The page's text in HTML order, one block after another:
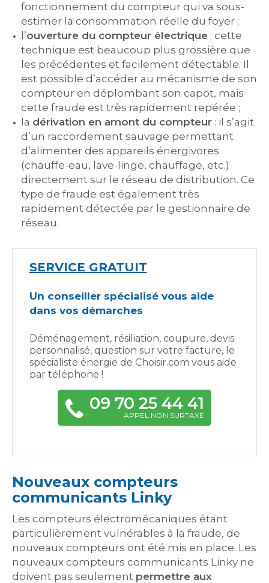
fonctionnement du compteur qui va sous-
estimer la consommation réelle du foyer ;
l’ouverture du compteur électrique : cette
technique est beaucoup plus grossière que
les précédentes et facilement détectable. Il
est possible d’accéder au mécanisme de son
compteur en déplombant son capot, mais
cette fraude est très rapidement repérée ;
la dérivation en amont du compteur : il s’agit
d’un raccordement sauvage permettant
d’alimenter des appareils énergivores
(chauffe-eau, lave-linge, chauffage, etc.)
directement sur le réseau de distribution. Ce
type de fraude est également très
rapidement détectée par le gestionnaire de
réseau.
SERVICE GRATUIT
Un conseiller spécialisé vous aide
dans vos démarches
Déménagement, résiliation, coupure, devis
personnalisé, question sur votre facture, le
spécialiste énergie de Choisir.com vous aide
par téléphone !
09 70 25 44 41
APPEL NON SURTAXÉ
Nouveaux compteurs
communicants Linky
Les compteurs électromécaniques étant
particulièrement vulnérables à la fraude, de
nouveaux compteurs ont été mis en place. Les
nouveaux compteurs communicants Linky ne
doivent pas seulement permettre aux